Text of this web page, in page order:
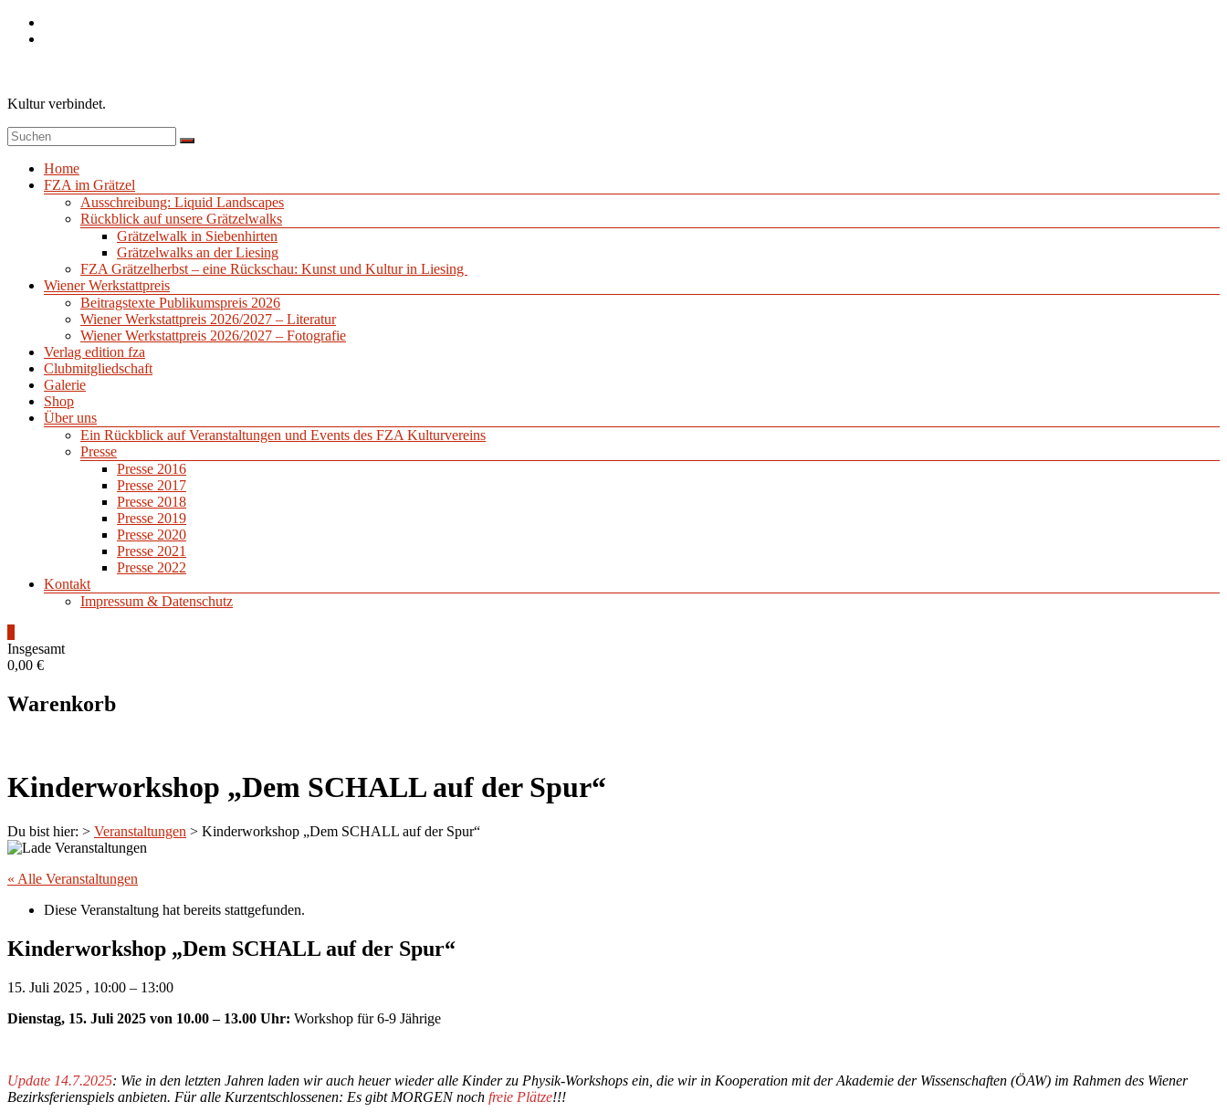
Zum
Inhalt
Kultur verbindet.
Menü
Home
FZA im Grätzel
Ausschreibung: Liquid Landscapes
Rückblick auf unsere Grätzelwalks
Grätzelwalk in Siebenhirten
Grätzelwalks an der Liesing
FZA Grätzelherbst – eine Rückschau: Kunst und Kultur in Liesing
Wiener Werkstattpreis
Beitragstexte Publikumspreis 2026
Wiener Werkstattpreis 2026/2027 – Literatur
Wiener Werkstattpreis 2026/2027 – Fotografie
Verlag edition fza
Clubmitgliedschaft
Galerie
Shop
Über uns
Ein Rückblick auf Veranstaltungen und Events des FZA Kulturvereins
Presse
Presse 2016
Presse 2017
Presse 2018
Presse 2019
Presse 2020
Presse 2021
Presse 2022
Kontakt
Impressum & Datenschutz
Insgesamt
0,00 €
Warenkorb
Kinderworkshop „Dem SCHALL auf der Spur“
Du bist hier: > Veranstaltungen > Kinderworkshop „Dem SCHALL auf der Spur“
« Alle Veranstaltungen
Diese Veranstaltung hat bereits stattgefunden.
Kinderworkshop „Dem SCHALL auf der Spur“
15. Juli 2025 , 10:00 – 13:00
Dienstag, 15. Juli 2025 von 10.00 – 13.00 Uhr: Workshop für 6-9 Jährige
Update 14.7.2025: Wie in den letzten Jahren laden wir auch heuer wieder alle Kinder zu Physik-Workshops ein, die wir in Kooperation mit der Akademie der Wissenschaften (ÖAW) im Rahmen des Wiener
Bezirksferienspiels anbieten. Für alle Kurzentschlossenen: Es gibt MORGEN noch freie Plätze!!!